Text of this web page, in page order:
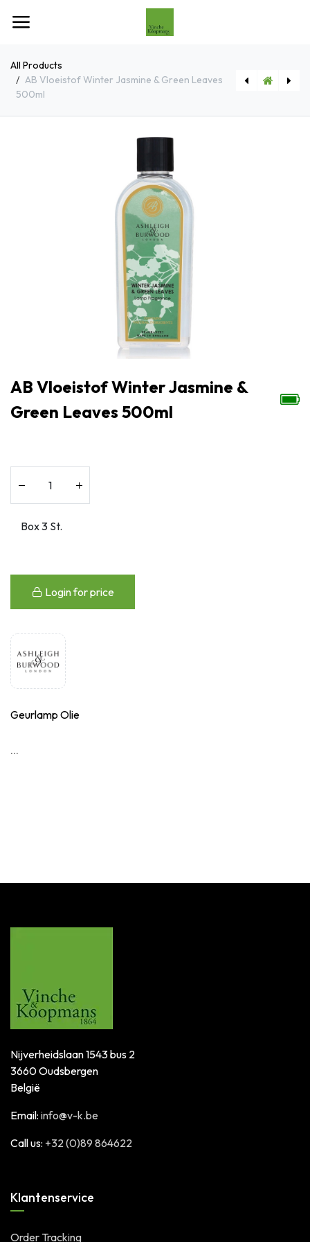
All Products
AB Vloeistof Winter Jasmine & Green Leaves
500ml
AB Vloeistof Winter Jasmine &
Green Leaves 500ml
Login for price
Geurlamp Olie
...
Nijverheidslaan 1543 bus 2
3660 Oudsbergen
België
Email: info@v-k.be
Call us: +32 (0)89 864622
Klantenservice
Order Tracking